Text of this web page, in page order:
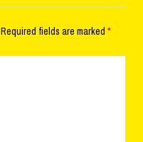
Required fields are marked *